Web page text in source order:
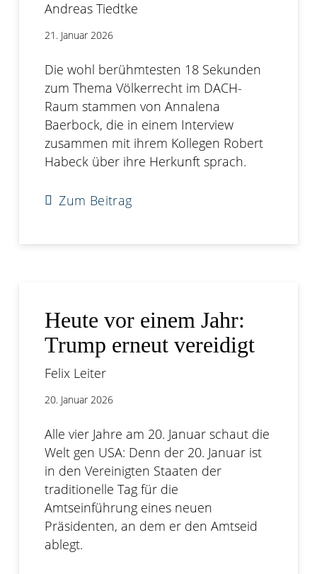
Andreas Tiedtke
21. Januar 2026
Die wohl berühmtesten 18 Sekunden
zum Thema Völkerrecht im DACH-
Raum stammen von Annalena
Baerbock, die in einem Interview
zusammen mit ihrem Kollegen Robert
Habeck über ihre Herkunft sprach.
Zum Beitrag
Heute vor einem Jahr:
Trump erneut vereidigt
Felix Leiter
20. Januar 2026
Alle vier Jahre am 20. Januar schaut die
Welt gen USA: Denn der 20. Januar ist
in den Vereinigten Staaten der
traditionelle Tag für die
Amtseinführung eines neuen
Präsidenten, an dem er den Amtseid
ablegt.